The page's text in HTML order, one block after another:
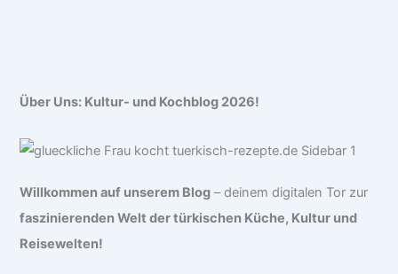
Über Uns: Kultur- und Kochblog 2026!
Willkommen auf unserem Blog – deinem digitalen Tor zur
faszinierenden Welt der türkischen Küche, Kultur und
Reisewelten!